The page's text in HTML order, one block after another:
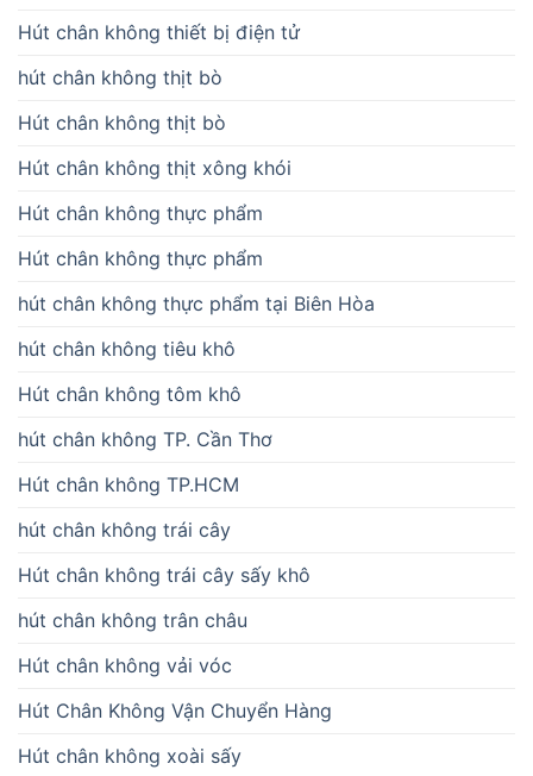
Hút chân không thiết bị điện tử
hút chân không thịt bò
Hút chân không thịt bò
Hút chân không thịt xông khói
Hút chân không thực phẩm
Hút chân không thực phẩm
hút chân không thực phẩm tại Biên Hòa
hút chân không tiêu khô
Hút chân không tôm khô
hút chân không TP. Cần Thơ
Hút chân không TP.HCM
hút chân không trái cây
Hút chân không trái cây sấy khô
hút chân không trân châu
Hút chân không vải vóc
Hút Chân Không Vận Chuyển Hàng
Hút chân không xoài sấy